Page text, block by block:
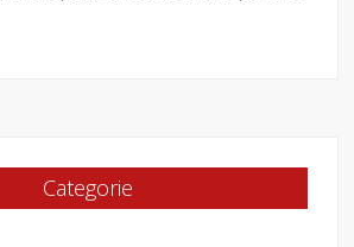
Categorie